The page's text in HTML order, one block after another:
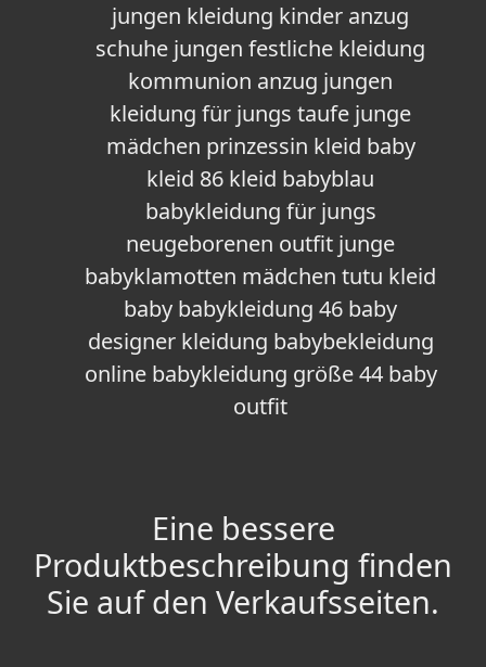
jungen kleidung kinder anzug
schuhe jungen festliche kleidung
kommunion anzug jungen
kleidung für jungs taufe junge
mädchen prinzessin kleid baby
kleid 86 kleid babyblau
babykleidung für jungs
neugeborenen outfit junge
babyklamotten mädchen tutu kleid
baby babykleidung 46 baby
designer kleidung babybekleidung
online babykleidung größe 44 baby
outfit
Eine bessere
Produktbeschreibung finden
Sie auf den Verkaufsseiten.